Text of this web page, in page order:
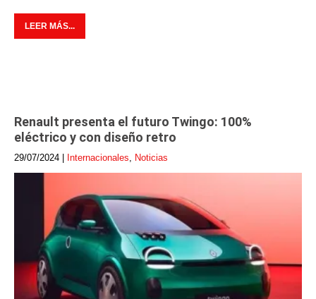
LEER MÁS...
Renault presenta el futuro Twingo: 100%
eléctrico y con diseño retro
29/07/2024 Internacionales, Noticias